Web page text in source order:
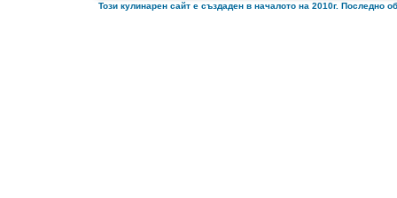
Този кулинарен сайт е създаден в началото на 2010г. Последно